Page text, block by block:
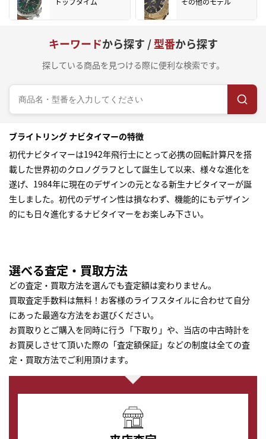
キーワードから探す /型番から探す
探している商品を見つける際に便利な検索です。
ブライトリング ナビタイマーの特徴
初代ナビタイマーは1942年飛行士にとって必携の回転計算尺を搭
載した世界初のクロノグラフとして誕生して以来、様々な進化を
遂げ、1984年に現在のデザインの元となる新生ナビタイマーが誕
生しました。初代のデザイン性は損なわず、機能的にもデザイン
的にも日々進化するナビタイマーをお楽しみ下さい。
選べる査定・買取方法
どの査定・買取方法を選んでも査定額は変わりません。
買取査定手数料は無料！お客様のライフスタイルに合わせて自分
にあった最適な方法をお選びください。
お買取りとご購入を同時に行う「下取り」や、当店の中古時計を
お買戻しさせて頂いた際の「査定額保証」などの制度は全ての査
定・買取方法でご利用頂けます。